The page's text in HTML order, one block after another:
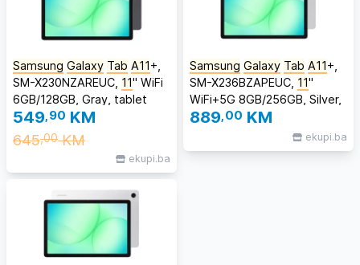
Samsung Galaxy Tab A11+,
SM-X230NZAREUC, 11'' WiFi
6GB/128GB, Gray, tablet
549,90 KM
645,00KM
ekupi.ba
Samsung Galaxy Tab A11+,
SM-X236BZAPEUC, 11''
WiFi+5G 8GB/256GB, Silver,
tablet
889,00 KM
ekupi.ba